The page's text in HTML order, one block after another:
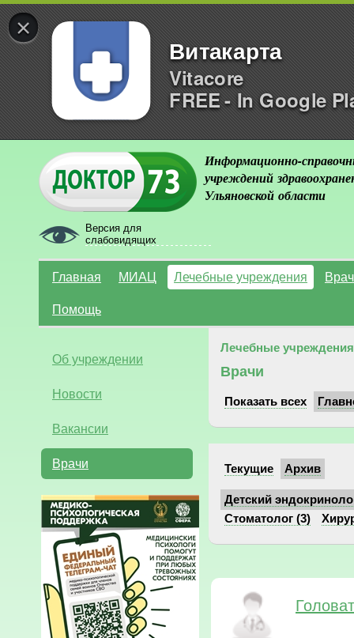
×
Витакарта
Vitacore
FREE - In Google
Версия для
слабовидящих
Информационно-
учреждений
Ульяновской области
Главная МИАЦ Лечебные учреждения
Помощь
Об учреждении
Новости
Вакансии
Врачи
Лечебные учреждения
Врачи
Показать всех
Текущие Архив
Детский
Стоматолог (3)